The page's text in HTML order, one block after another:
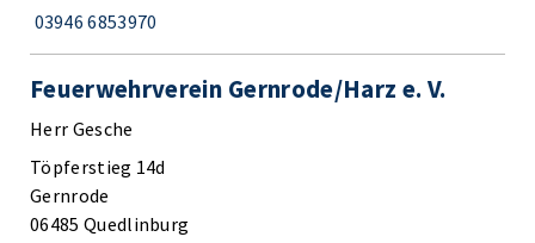
03946 6853970
Feuerwehrverein Gernrode/Harz e. V.
Herr Gesche
Töpferstieg 14d
Gernrode
06485 Quedlinburg